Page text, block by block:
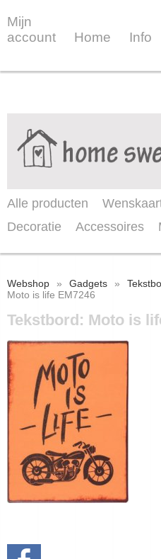
Mijn
account
Home Info
Alle producten
Decoratie
Accessoires
Webshop » Gadgets »
Moto is life EM7246
Tekstbord: Moto is